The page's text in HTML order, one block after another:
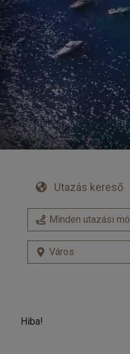
Utazás kereső
Hiba!